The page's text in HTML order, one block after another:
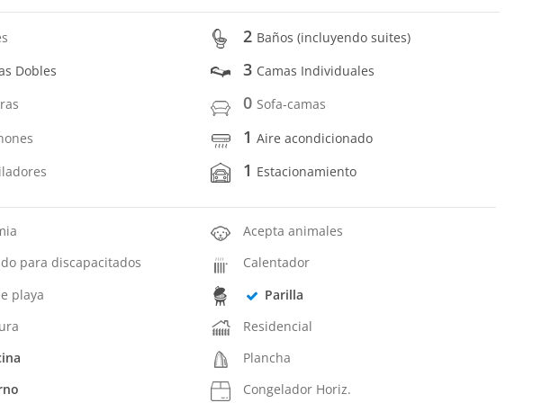
2 Baños (incluyendo suites)
Dobles 3 Camas Individuales
0 Sofa-camas
1Aire acondicionado
1 Estacionamiento
Acepta animales
para discapacitados
Calentador
playa
Parilla
Residencial
Plancha
Congelador Horiz.